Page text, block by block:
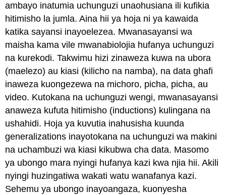
ambayo inatumia uchunguzi unaohusiana ili kufikia
hitimisho la jumla. Aina hii ya hoja ni ya kawaida
katika sayansi inayoelezea. Mwanasayansi wa
maisha kama vile mwanabiolojia hufanya uchunguzi
na kurekodi. Takwimu hizi zinaweza kuwa na ubora
(maelezo) au kiasi (kilicho na namba), na data ghafi
inaweza kuongezewa na michoro, picha, picha, au
video. Kutokana na uchunguzi wengi, mwanasayansi
anaweza kufuta hitimisho (inductions) kulingana na
ushahidi. Hoja ya kuvutia inahusisha kuunda
generalizations inayotokana na uchunguzi wa makini
na uchambuzi wa kiasi kikubwa cha data. Masomo
ya ubongo mara nyingi hufanya kazi kwa njia hii. Akili
nyingi huzingatiwa wakati watu wanafanya kazi.
Sehemu ya ubongo inayoangaza, kuonyesha